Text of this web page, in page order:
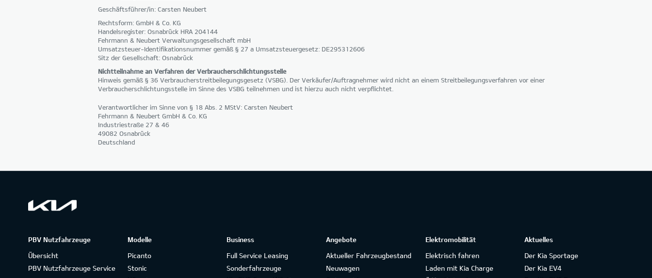
Geschäftsführer/in: Carsten Neubert
Rechtsform: GmbH & Co. KG
Handelsregister: Osnabrück HRA 204144
Fehrmann & Neubert Verwaltungsgesellschaft mbH
Umsatzsteuer-Identifikationsnummer gemäß § 27 a Umsatzsteuergesetz: DE295312606
Sitz der Gesellschaft: Osnabrück
Nichtteilnahme an Verfahren der Verbraucherschlichtungsstelle
Hinweis gemäß § 36 Verbraucherstreitbeilegungsgesetz (VSBG). Der Verkäufer/Auftragnehmer wird nicht an einem Streitbeilegungsverfahren vor einer
Verbraucherschlichtungsstelle im Sinne des VSBG teilnehmen und ist hierzu auch nicht verpflichtet.
Verantwortlicher im Sinne von § 18 Abs. 2 MStV: Carsten Neubert
Fehrmann & Neubert GmbH & Co. KG
Industriestraße 27 & 46
49082 Osnabrück
Deutschland
PBV Nutzfahrzeuge
Übersicht
PBV Nutzfahrzeuge Service
Modelle
Picanto
Stonic
Business
Full Service Leasing
Sonderfahrzeuge
Angebote
Aktueller Fahrzeugbestand
Neuwagen
Elektromobilität
Elektrisch fahren
Laden mit Kia Charge
Aktuelles
Der Kia Sportage
Der Kia EV4